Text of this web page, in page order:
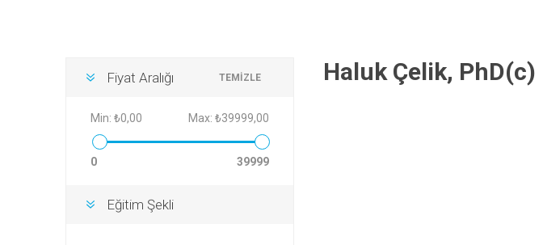
Haluk Çelik, PhD(c)
TEMIZLE
Fiyat Aralığı
Min: ₺0,00 Max: ₺39999,00
0 39999
Eğitim Şekli